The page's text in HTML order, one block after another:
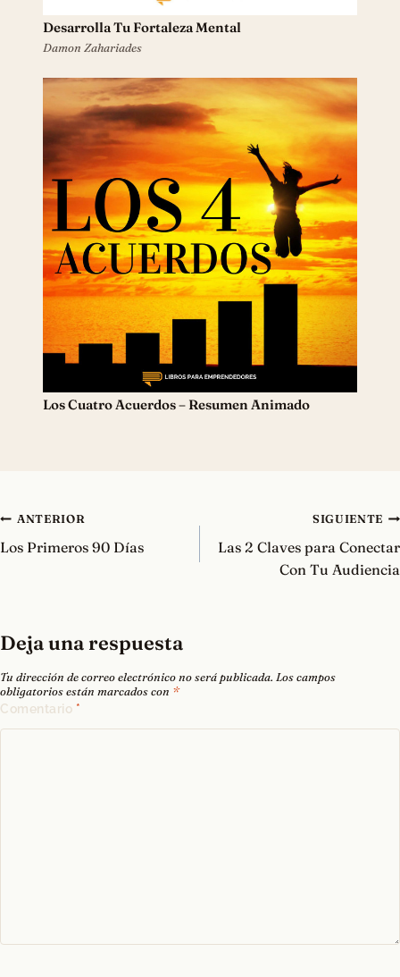
Desarrolla Tu Fortaleza Mental
Damon Zahariades
Los Cuatro Acuerdos – Resumen Animado
Navegación
de
ANTERIOR
Los Primeros 90 Días
SIGUIENTE
Las 2 Claves para Conectar
Con Tu Audiencia
Deja una respuesta
Tu dirección de correo electrónico no será publicada. Los campos
obligatorios están marcados con *
Comentario *